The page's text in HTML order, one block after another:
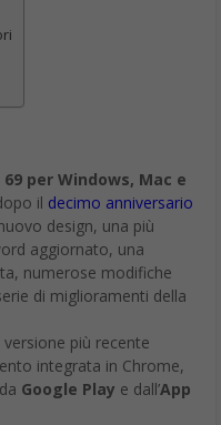
69 per Windows, Mac e
il decimo anniversario
design, una più
aggiornato, una
numerose modifiche
di miglioramenti della
più recente
integrata in Chrome,
Google Play e dall’App